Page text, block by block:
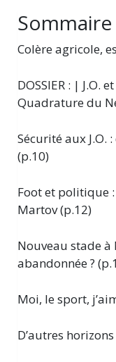
Sommaire
Colère agricole,
DOSSIER : | J.O.
Quadrature du
Sécurité aux J.O.
(p.10)
Foot et politique
Martov (p.12)
Nouveau stade
abandonnée ?
Moi, le sport,
D’autres